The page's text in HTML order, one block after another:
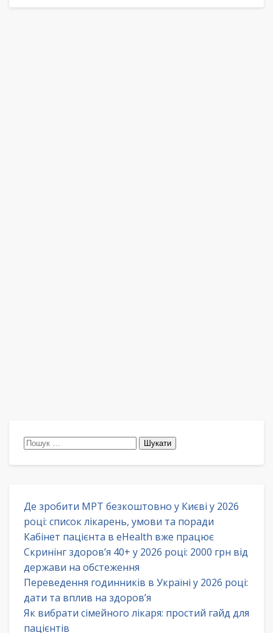
Пошук:
Де зробити МРТ безкоштовно у Києві у 2026
році: список лікарень, умови та поради
Кабінет пацієнта в eHealth вже працює
Скринінг здоров’я 40+ у 2026 році: 2000 грн від
держави на обстеження
Переведення годинників в Україні у 2026 році:
дати та вплив на здоров’я
Як вибрати сімейного лікаря: простий гайд для
пацієнтів